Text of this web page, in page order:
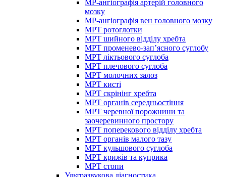
МР-ангіографія артерій головного
мозку
МР-ангіографія вен головного мозку
МРТ ротоглотки
МРТ шийного відділу хребта
МРТ променево-зап’ясного суглобу
МРТ ліктьового суглоба
МРТ плечового суглоба
МРТ молочних залоз
МРТ кисті
МРТ скрінінг хребта
МРТ органів середньостіння
МРТ черевної порожнини та
заочеревинного простору
МРТ поперекового відділу хребта
МРТ органів малого тазу
МРТ кульшового суглоба
МРТ крижів та куприка
МРТ стопи
Ультразвукова діагностика